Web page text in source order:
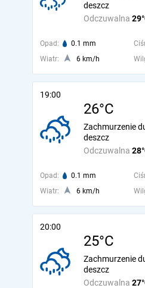
Odczuwalna
deszcz
Opad: 0.1 mm
Wiatr:
6 km/h
19:00
26°C
Odczuwalna
Zachmurzenie
deszcz
Opad: 0.1 mm
Wiatr:
6 km/h
20:00
25°C
Odczuwalna
Zachmurzenie
deszcz